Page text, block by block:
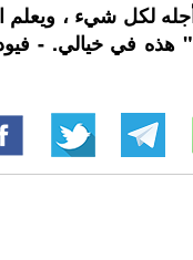
لكل شيء ، ويعلم
هذه في خيالي. -